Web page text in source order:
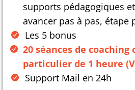
supports pédagogiques
avancer pas à pas, étape
Les 5 bonus
20 séances de coaching
particulier de 1 heure
Support Mail en 24h